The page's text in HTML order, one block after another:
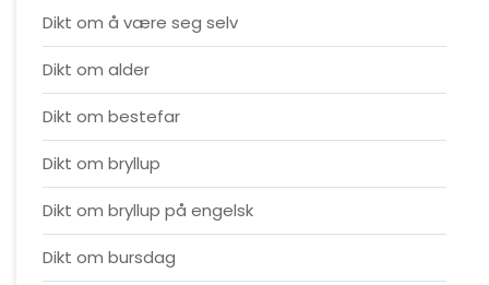
Dikt om å være seg selv
Dikt om alder
Dikt om bestefar
Dikt om bryllup
Dikt om bryllup på engelsk
Dikt om bursdag